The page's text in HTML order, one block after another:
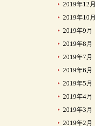
2019年12月
2019年10月
2019年9月
2019年8月
2019年7月
2019年6月
2019年5月
2019年4月
2019年3月
2019年2月